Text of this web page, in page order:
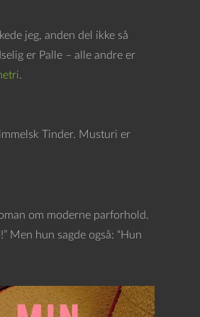
jeg, anden del ikke så
er Palle – alle andre er
.
Tinder. Musturi er
om moderne parforhold.
Men hun sagde også: “Hun